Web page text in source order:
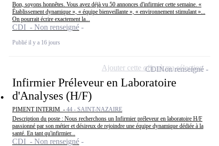
Bon, soyons honnêtes. Vous avez déjà vu 50 annonces d'infirmier cette semaine. «
Établissement dynamique », « équipe bienveillante », « environnement stimulant »...
On pourrait écrire exactement la...
CDI - Non renseigné
Publié il y a 16 jours
Infirmier Préleveur en Laboratoire
d'Analyses (H/F)
PIMENT INTERIM - 44 - SAINT-NAZAIRE
Description du poste : Nous recherchons un Infirmier préleveur en laboratoire H/F
passionné par son métier et désireux de rejoindre une équipe dynamique dédiée à la
santé. En tant qu'infirmier...
CDI - Non renseigné
CDINon renseigné
Ajouter cette offre à ma sélection